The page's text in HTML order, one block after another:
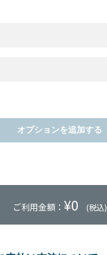
オプションを追加する
ご利用金額： ¥0 (税込)